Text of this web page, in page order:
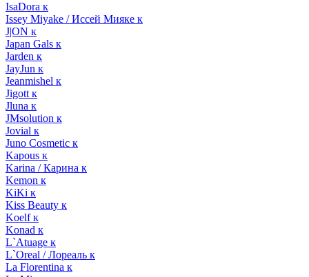
IsaDora к
Issey Miyake / Иссей Мияке к
J|ON к
Japan Gals к
Jarden к
JayJun к
Jeanmishel к
Jigott к
Jluna к
JMsolution к
Jovial к
Juno Cosmetic к
Kapous к
Karina / Карина к
Kemon к
KiKi к
Kiss Beauty к
Koelf к
Konad к
L`Atuage к
L`Oreal / Лореаль к
La Florentina к